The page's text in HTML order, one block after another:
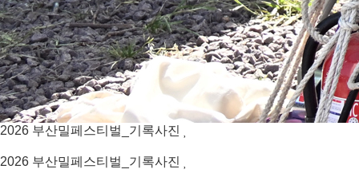
2026 부산밀페스티벌_기록사진
2026 부산밀페스티벌_기록사진